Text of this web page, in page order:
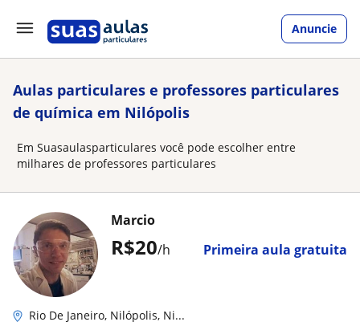
Anuncie
Aulas particulares e professores particulares
de química em Nilópolis
Em Suasaulasparticulares você pode escolher entre
milhares de professores particulares
R$20/h Primeira aula gratuita
Marcio
Rio De Janeiro, Nilópolis, Ni...